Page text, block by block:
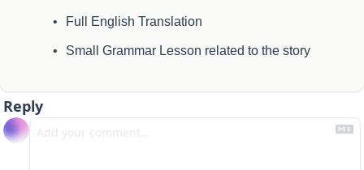
Full English Translation
Small Grammar Lesson related to the story
Reply